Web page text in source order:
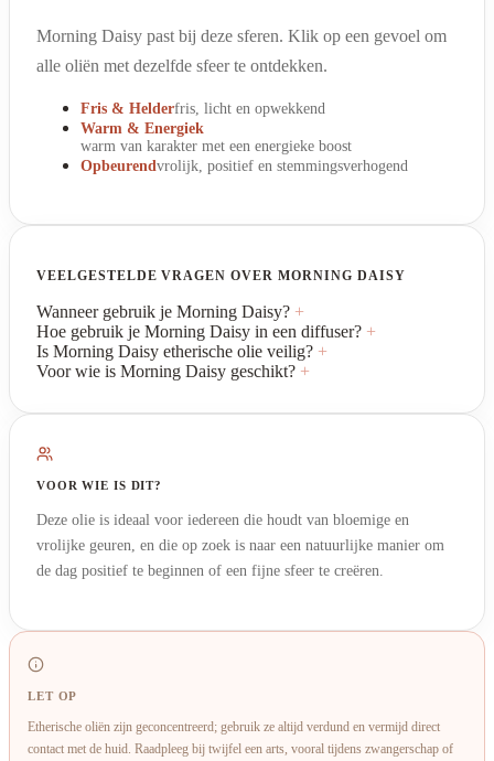
Morning Daisy past bij deze sferen. Klik op een gevoel om
alle oliën met dezelfde sfeer te ontdekken.
Fris & Helderfris, licht en opwekkend
Warm & Energiek
warm van karakter met een energieke boost
Opbeurend vrolijk, positief en stemmingsverhogend
VEELGESTELDE VRAGEN OVER MORNING DAISY
Wanneer gebruik je Morning Daisy? +
Hoe gebruik je Morning Daisy in een diffuser? +
Is Morning Daisy etherische olie veilig? +
Voor wie is Morning Daisy geschikt? +
VOOR WIE IS DIT?
Deze olie is ideaal voor iedereen die houdt van bloemige en
vrolijke geuren, en die op zoek is naar een natuurlijke manier om
de dag positief te beginnen of een fijne sfeer te creëren.
LET OP
Etherische oliën zijn geconcentreerd; gebruik ze altijd verdund en vermijd direct
contact met de huid. Raadpleeg bij twijfel een arts, vooral tijdens zwangerschap of